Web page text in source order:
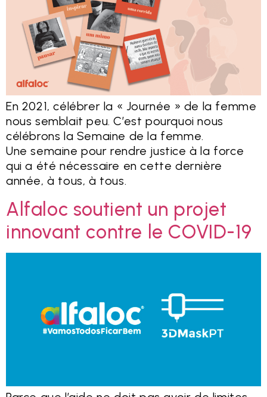
En 2021, célébrer la « Journée » de la femme
nous semblait peu. C’est pourquoi nous
célébrons la Semaine de la femme.
Une semaine pour rendre justice à la force
qui a été nécessaire en cette dernière
année, à tous, à tous.
Alfaloc soutient un projet
innovant contre le COVID-19